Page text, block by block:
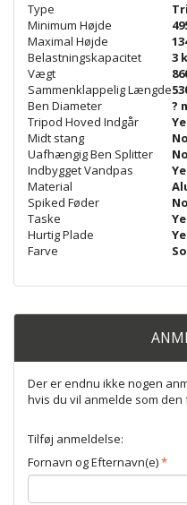
Type
Minimum Højde
Maximal Højde
Belastningskapacitet
3
Vægt
Sammenklappelig Længde
Ben Diameter
?
Tripod Hoved Indgår
Midt stang
No
Uafhængig Ben Splitter
No
Indbygget Vandpas
Material
Spiked Føder
No
Taske
Hurtig Plade
Farve
Der er endnu ikke nogen
hvis du vil anmelde som den
Tilføj anmeldelse:
Fornavn og Efternavn(e)